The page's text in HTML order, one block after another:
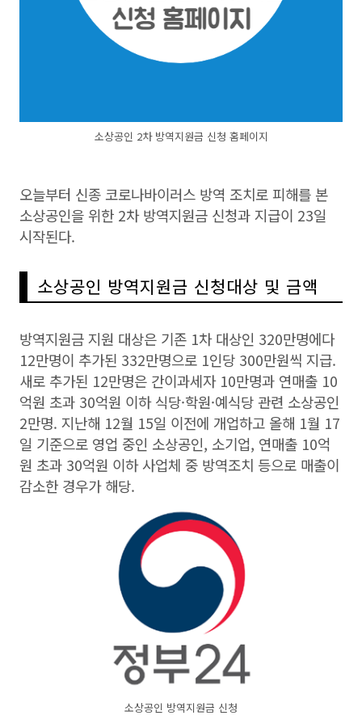
소상공인 2차 방역지원금 신청 홈페이지
오늘부터 신종 코로나바이러스 방역 조치로 피해를 본
소상공인을 위한 2차 방역지원금 신청과 지급이 23일
시작된다.
소상공인 방역지원금 신청대상 및 금액
방역지원금 지원 대상은 기존 1차 대상인 320만명에다
12만명이 추가된 332만명으로 1인당 300만원씩 지급.
새로 추가된 12만명은 간이과세자 10만명과 연매출 10
억원 초과 30억원 이하 식당·학원·예식당 관련 소상공인
2만명. 지난해 12월 15일 이전에 개업하고 올해 1월 17
일 기준으로 영업 중인 소상공인, 소기업, 연매출 10억
원 초과 30억원 이하 사업체 중 방역조치 등으로 매출이
감소한 경우가 해당.
소상공인 방역지원금 신청